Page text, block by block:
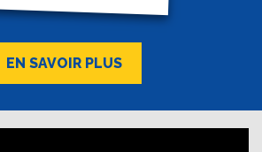
EN SAVOIR PLUS